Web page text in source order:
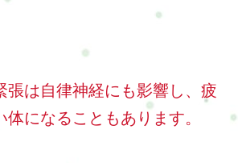
張は自律神経にも影響し、疲
になることもあります。